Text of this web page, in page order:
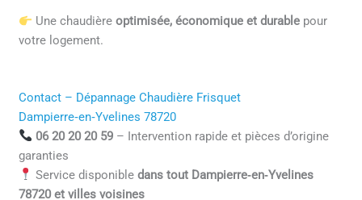
Une chaudière optimisée, économique et durablepour
votre logement.
Contact – Dépannage Chaudière Frisquet
Dampierre‑en‑Yvelines 78720
06 20 20 20 59– Intervention rapide et pièces d’origine
garanties
Service disponible dans tout Dampierre‑en‑Yvelines
78720 et villes voisines